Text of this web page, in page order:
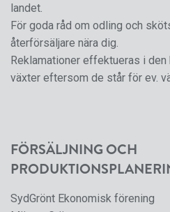
landet.
För goda råd om odling och
återförsäljare nära dig.
Reklamationer effektueras i
växter eftersom de står för ev.
FÖRSÄLJNING OCH
SydGrönt Ekonomisk förening